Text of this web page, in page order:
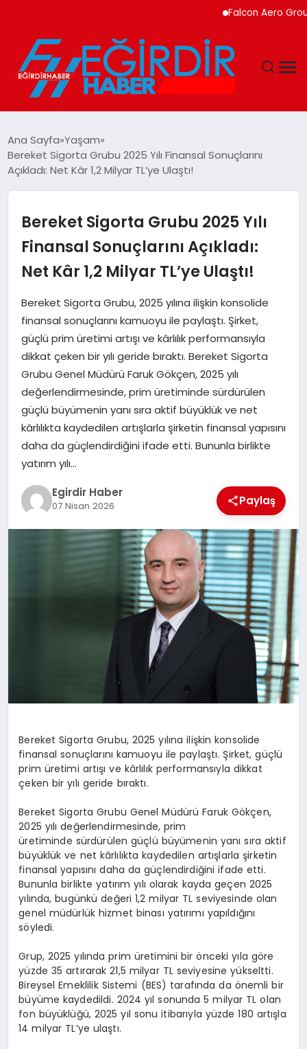
Falcon Aero Group,
EĞITIM
MAGAZIN
SIYASET
SPOR
TEKNOLOJI
YAŞAM
Ana Sayfa Yaşam
Bereket Sigorta Grubu 2025 Yılı Finansal Sonuçlarını
Açıkladı: Net Kâr 1,2 Milyar TL’ye Ulaştı!
Bereket Sigorta Grubu 2025 Yılı
Finansal Sonuçlarını Açıkladı:
Net Kâr 1,2 Milyar TL’ye Ulaştı!
Bereket Sigorta Grubu, 2025 yılına ilişkin konsolide
finansal sonuçlarını kamuoyu ile paylaştı. Şirket,
güçlü prim üretimi artışı ve kârlılık performansıyla
dikkat çeken bir yılı geride bıraktı. Bereket Sigorta
Grubu Genel Müdürü Faruk Gökçen, 2025 yılı
değerlendirmesinde, prim üretiminde sürdürülen
güçlü büyümenin yanı sıra aktif büyüklük ve net
kârlılıkta kaydedilen artışlarla şirketin finansal yapısını
daha da güçlendirdiğini ifade etti. Bununla birlikte
yatırım yılı…
Egirdir Haber
07 Nisan 2026 Paylaş
Bereket Sigorta Grubu, 2025 yılına ilişkin konsolide
finansal sonuçlarını kamuoyu ile paylaştı. Şirket, güçlü
prim üretimi artışı ve kârlılık performansıyla dikkat
çeken bir yılı geride bıraktı.
Bereket Sigorta Grubu Genel Müdürü Faruk Gökçen,
2025 yılı değerlendirmesinde, prim
üretiminde sürdürülen güçlü büyümenin yanı sıra aktif
büyüklük ve net kârlılıkta kaydedilen artışlarla şirketin
finansal yapısını daha da güçlendirdiğini ifade etti.
Bununla birlikte yatırım yılı olarak kayda geçen 2025
yılında, bugünkü değeri 1,2 milyar TL seviyesinde olan
genel müdürlük hizmet binası yatırımı yapıldığını
söyledi.
Grup, 2025 yılında prim üretimini bir önceki yıla göre
yüzde 35 artırarak 21,5 milyar TL seviyesine yükseltti.
Bireysel Emeklilik Sistemi (BES) tarafında da önemli bir
büyüme kaydedildi. 2024 yıl sonunda 5 milyar TL olan
fon büyüklüğü, 2025 yıl sonu itibarıyla yüzde 180 artışla
14 milyar TL’ye ulaştı.